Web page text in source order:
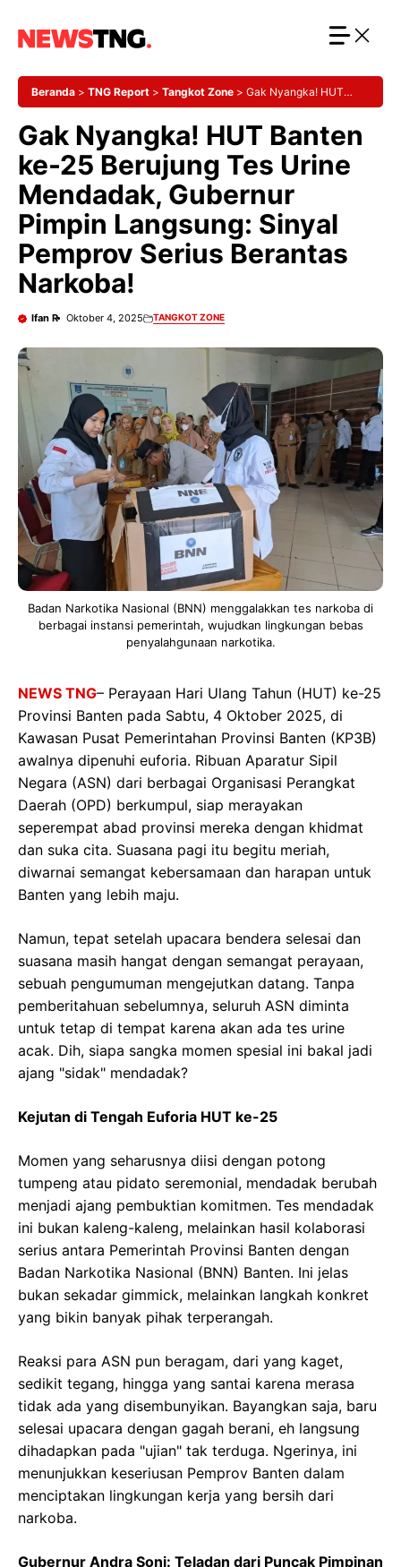
Beranda > TNG Report > Tangkot Zone > Gak Nyangka! HUT
Langsung: Sinyal Pemprov Serius Berantas Narkoba!
Gak Nyangka! HUT Banten
ke-25 Berujung Tes Urine
Mendadak, Gubernur
Pimpin Langsung: Sinyal
Pemprov Serius Berantas
Narkoba!
Ifan R Oktober 4, 2025 TANGKOT ZONE
Badan Narkotika Nasional (BNN) menggalakkan tes narkoba di
berbagai instansi pemerintah, wujudkan lingkungan bebas
penyalahgunaan narkotika.
NEWS TNG– Perayaan Hari Ulang Tahun (HUT) ke-25
Provinsi Banten pada Sabtu, 4 Oktober 2025, di
Kawasan Pusat Pemerintahan Provinsi Banten (KP3B)
awalnya dipenuhi euforia. Ribuan Aparatur Sipil
Negara (ASN) dari berbagai Organisasi Perangkat
Daerah (OPD) berkumpul, siap merayakan
seperempat abad provinsi mereka dengan khidmat
dan suka cita. Suasana pagi itu begitu meriah,
diwarnai semangat kebersamaan dan harapan untuk
Banten yang lebih maju.
Namun, tepat setelah upacara bendera selesai dan
suasana masih hangat dengan semangat perayaan,
sebuah pengumuman mengejutkan datang. Tanpa
pemberitahuan sebelumnya, seluruh ASN diminta
untuk tetap di tempat karena akan ada tes urine
acak. Dih, siapa sangka momen spesial ini bakal jadi
ajang "sidak" mendadak?
Kejutan di Tengah Euforia HUT ke-25
Momen yang seharusnya diisi dengan potong
tumpeng atau pidato seremonial, mendadak berubah
menjadi ajang pembuktian komitmen. Tes mendadak
ini bukan kaleng-kaleng, melainkan hasil kolaborasi
serius antara Pemerintah Provinsi Banten dengan
Badan Narkotika Nasional (BNN) Banten. Ini jelas
bukan sekadar gimmick, melainkan langkah konkret
yang bikin banyak pihak terperangah.
Reaksi para ASN pun beragam, dari yang kaget,
sedikit tegang, hingga yang santai karena merasa
tidak ada yang disembunyikan. Bayangkan saja, baru
selesai upacara dengan gagah berani, eh langsung
dihadapkan pada "ujian" tak terduga. Ngerinya, ini
menunjukkan keseriusan Pemprov Banten dalam
menciptakan lingkungan kerja yang bersih dari
narkoba.
Gubernur Andra Soni: Teladan dari Puncak Pimpinan